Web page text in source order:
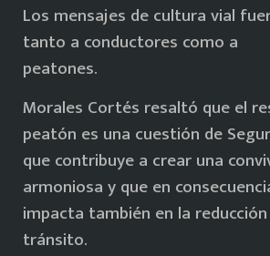
Los mensajes de cultura vial
tanto a conductores como a
peatones.
Morales Cortés resaltó que el
peatón es una cuestión de
que contribuye a crear una
armoniosa y que en
impacta también en la
tránsito.